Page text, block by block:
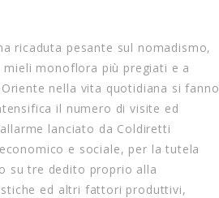
ricaduta pesante sul nomadismo,
monoflora più pregiati e a
nella vita quotidiana si fanno
il numero di visite ed
lanciato da Coldiretti
e sociale, per la tutela
su tre dedito proprio alla
ed altri fattori produttivi,